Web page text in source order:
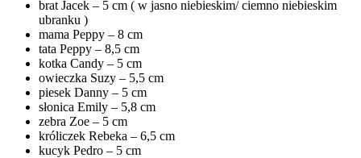
brat Jacek – 5 cm ( w jasno niebieskim/ ciemno niebieskim
ubranku )
mama Peppy – 8 cm
tata Peppy – 8,5 cm
kotka Candy – 5 cm
owieczka Suzy – 5,5 cm
piesek Danny – 5 cm
słonica Emily – 5,8 cm
zebra Zoe – 5 cm
króliczek Rebeka – 6,5 cm
kucyk Pedro – 5 cm